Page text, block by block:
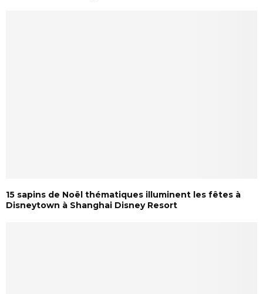
15 sapins de Noël thématiques illuminent les fêtes à
Disneytown à Shanghai Disney Resort